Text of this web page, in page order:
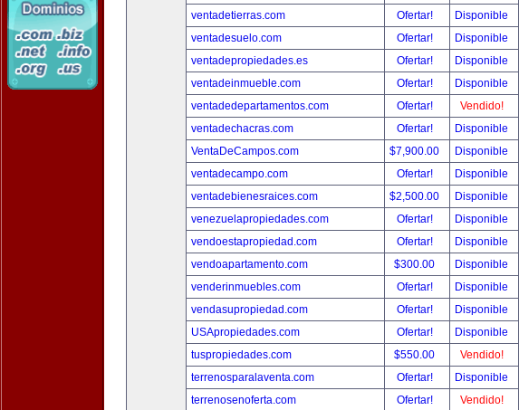
ventadetierras.com
Ofertar!
Disponible
ventadesuelo.com
Ofertar!
Disponible
ventadepropiedades.es
Ofertar!
Disponible
ventadeinmueble.com
Ofertar!
Disponible
ventadedepartamentos.com
Ofertar!
Vendido!
ventadechacras.com
Ofertar!
Disponible
VentaDeCampos.com
$7,900.00
Disponible
ventadecampo.com
Ofertar!
Disponible
ventadebienesraices.com
$2,500.00
Disponible
venezuelapropiedades.com
Ofertar!
Disponible
vendoestapropiedad.com
Ofertar!
Disponible
vendoapartamento.com
$300.00
Disponible
venderinmuebles.com
Ofertar!
Disponible
vendasupropiedad.com
Ofertar!
Disponible
USApropiedades.com
Ofertar!
Disponible
tuspropiedades.com
$550.00
Vendido!
terrenosparalaventa.com
Ofertar!
Disponible
terrenosenoferta.com
Ofertar!
Vendido!